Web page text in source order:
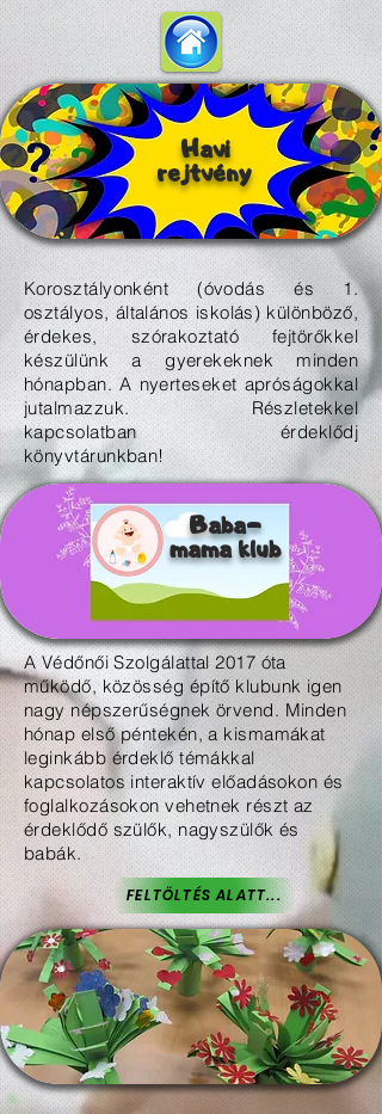
Havi
rejtvény
Korosztályonként (óvodás és 1.
osztályos, általános iskolás) különböző,
érdekes, szórakoztató fejtörőkkel
készülünk a gyerekeknek minden
hónapban. A nyerteseket apróságokkal
jutalmazzuk. Részletekkel
kapcsolatban érdeklődj
könyvtárunkban!
Baba-
mama klub
A Védőnői Szolgálattal 2017 óta
működő, közösség építő klubunk igen
nagy népszerűségnek örvend. Minden
hónap első péntekén, a kismamákat
leginkább érdeklő témákkal
kapcsolatos interaktív előadásokon és
foglalkozásokon vehetnek részt az
érdeklődő szülők, nagyszülők és
babák.
FELTÖLTÉS ALATT...